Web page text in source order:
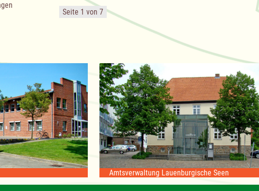
Seite 1 von 7
Amtsverwaltung Lauenburgische Seen